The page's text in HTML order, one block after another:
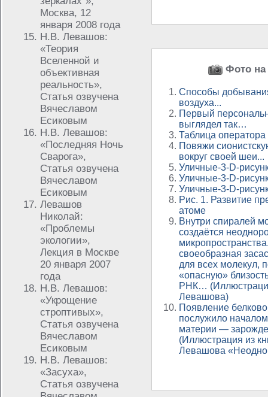
Москва, 12
января 2008 года
Н.В. Левашов:
«Теория
Вселенной и
объективная
реальность»,
Статья озвучена
Вячеславом
Есиковым
Н.В. Левашов:
«Последняя Ночь
Сварога»,
Статья озвучена
Вячеславом
Есиковым
Левашов
Николай:
«Проблемы
экологии»,
Лекция в Москве
20 января 2007
года
Н.В. Левашов:
«Укрощение
строптивых»,
Статья озвучена
Вячеславом
Есиковым
Н.В. Левашов:
«Засуха»,
Статья озвучена
Фото на
Способы
воздуха...
Первый
выглядел так…
Таблица
Повяжи
вокруг своей шеи...
Уличные-3-D-
Уличные-3-D-
Уличные-3-D-
Рис. 1. Развитие
атоме
Внутри спиралей
создаётся
своеобразная
для всех молекул,
«опасную»
РНК…
Левашова)
Появление
послужило
материи —
(Иллюстрация из
Левашова